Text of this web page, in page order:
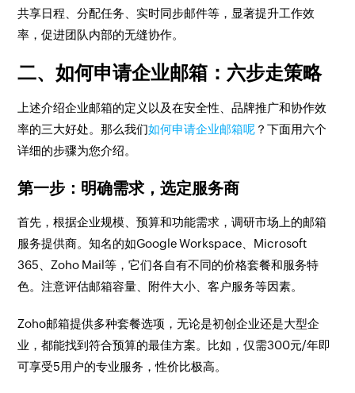
共享日程、分配任务、实时同步邮件等，显著提升工作效
率，促进团队内部的无缝协作。
二、如何申请企业邮箱：六步走策略
上述介绍企业邮箱的定义以及在安全性、品牌推广和协作效
率的三大好处。那么我们如何申请企业邮箱呢 ？下面用六个
详细的步骤为您介绍。
第一步：明确需求，选定服务商
首先，根据企业规模、预算和功能需求，调研市场上的邮箱
服务提供商。知名的如Google Workspace、Microsoft
365、Zoho Mail等，它们各自有不同的价格套餐和服务特
色。注意评估邮箱容量、附件大小、客户服务等因素。
Zoho邮箱提供多种套餐选项，无论是初创企业还是大型企
业，都能找到符合预算的最佳方案。比如，仅需300元/年即
可享受5用户的专业服务，性价比极高。